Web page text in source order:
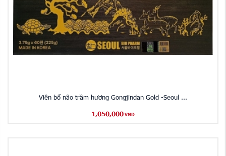
Viên bổ não trầm hương Gongjindan Gold -Seoul ...
1,050,000 VND